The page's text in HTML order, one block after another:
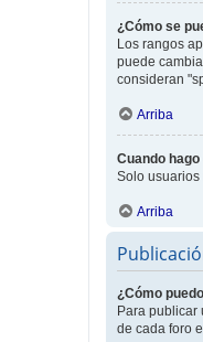
¿Cómo se
Los rangos
puede
consideran
Arriba
Cuando
Solo usuarios
Arriba
¿Cómo
Para publicar
de cada foro